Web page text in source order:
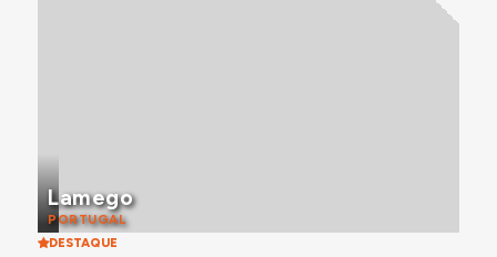
Lamego
PORTUGAL
DESTAQUE